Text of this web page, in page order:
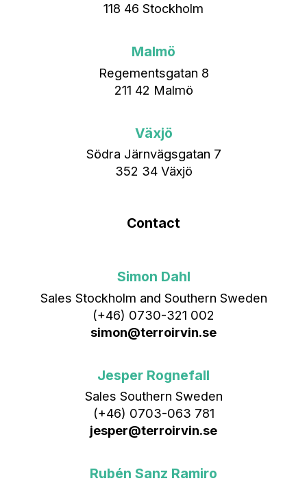
118 46 Stockholm
Malmö
Regementsgatan 8
211 42 Malmö
Växjö
Södra Järnvägsgatan 7
352 34 Växjö
Contact
Simon Dahl
Sales Stockholm and Southern Sweden
(+46) 0730-321 002
simon@terroirvin.se
Jesper Rognefall
Sales Southern Sweden
(+46) 0703-063 781
jesper@terroirvin.se
Rubén Sanz Ramiro